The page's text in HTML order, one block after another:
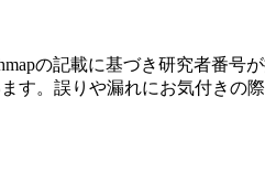
の記載に基づき研究者番号
す。誤りや漏れにお気付きの